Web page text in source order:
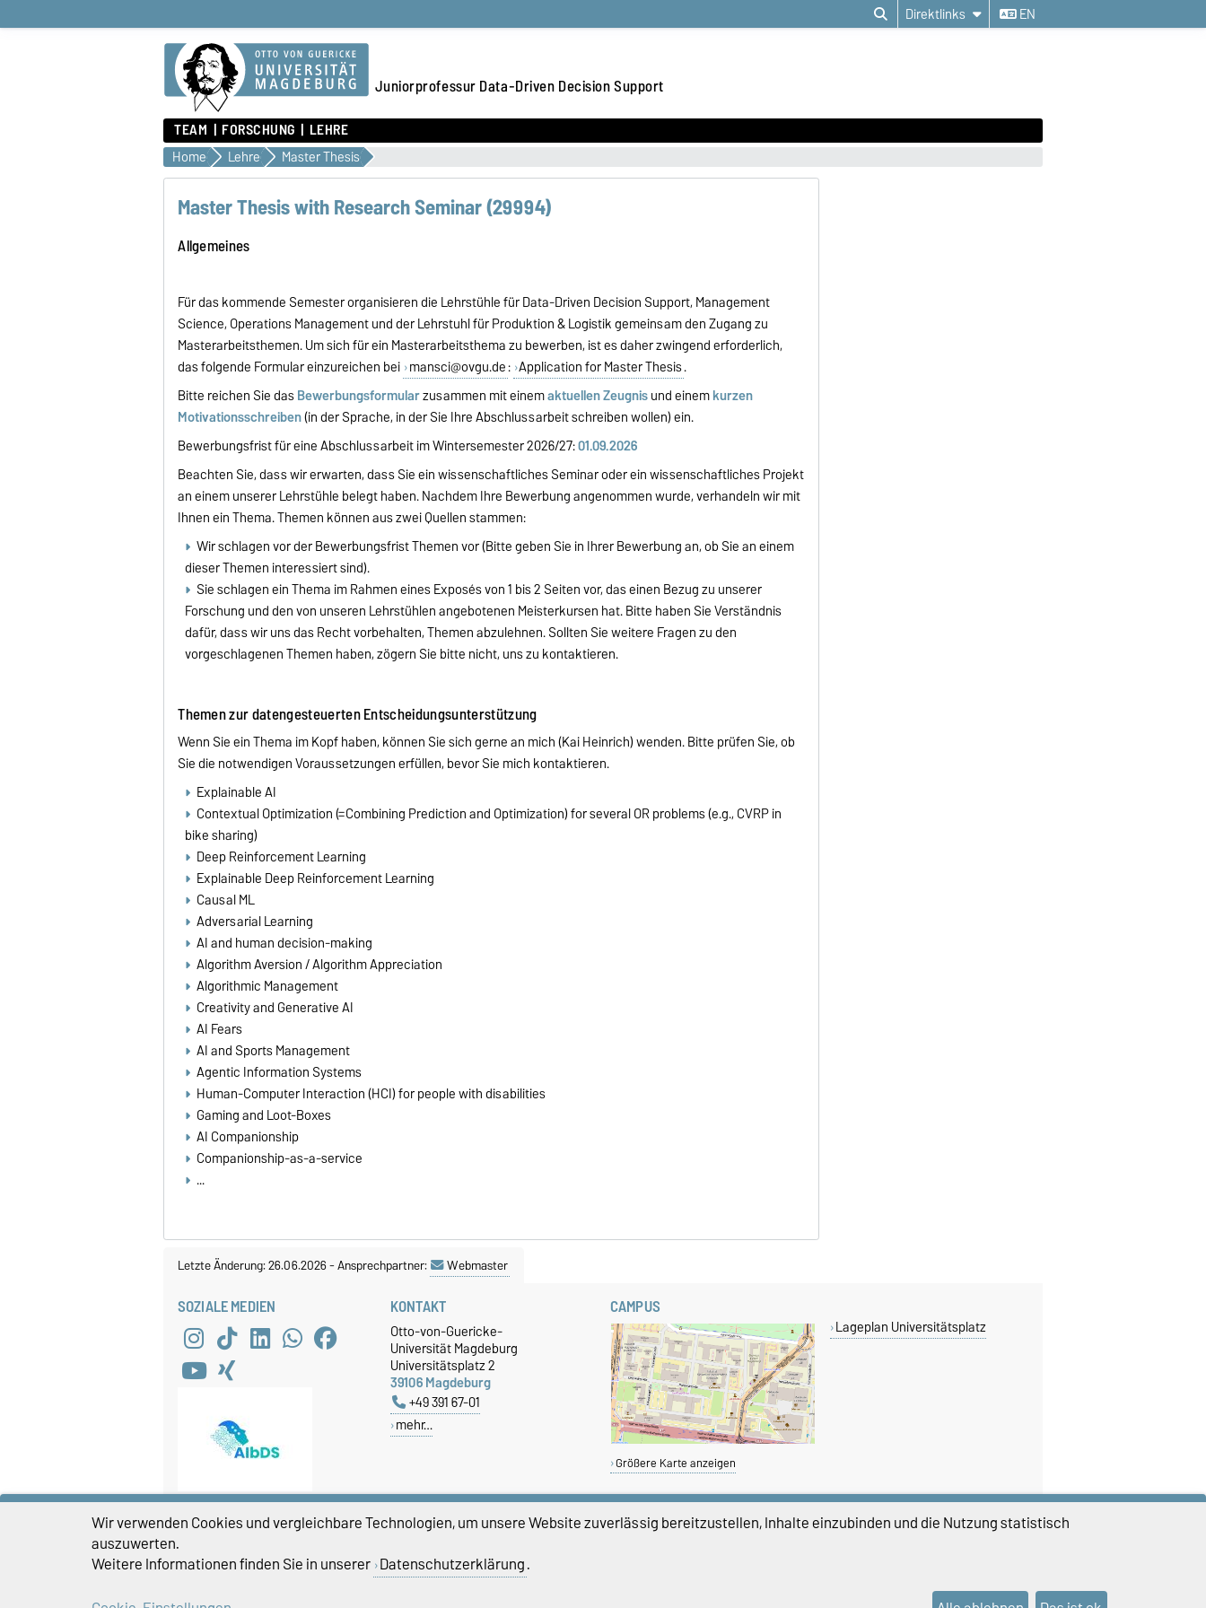
Direktlinks EN
Juniorprofessur Data-Driven Decision Support
TEAM FORSCHUNG LEHRE
Home Lehre Master Thesis
Master Thesis with Research Seminar (29994)
Allgemeines
Für das kommende Semester organisieren die Lehrstühle für Data-Driven Decision Support, Management
Science, Operations Management und der Lehrstuhl für Produktion & Logistik gemeinsam den Zugang zu
Masterarbeitsthemen. Um sich für ein Masterarbeitsthema zu bewerben, ist es daher zwingend erforderlich,
das folgende Formular einzureichen bei mansci@ovgu.de: Application for Master Thesis.
Bitte reichen Sie dasBewerbungsformularzusammen mit einemaktuellen Zeugnisund einemkurzen
Motivationsschreiben(in der Sprache, in der Sie Ihre Abschlussarbeit schreiben wollen) ein.
Bewerbungsfrist für eine Abschlussarbeit im Wintersemester 2026/27:01.09.2026
Beachten Sie, dass wir erwarten, dass Sie ein wissenschaftliches Seminar oder ein wissenschaftliches Projekt
an einem unserer Lehrstühle belegt haben. Nachdem Ihre Bewerbung angenommen wurde, verhandeln wir mit
Ihnen ein Thema. Themen können aus zwei Quellen stammen:
Wir schlagen vor der Bewerbungsfrist Themen vor (Bitte geben Sie in Ihrer Bewerbung an, ob Sie an einem
dieser Themen interessiert sind).
Sie schlagen ein Thema im Rahmen eines Exposés von 1 bis 2 Seiten vor, das einen Bezug zu unserer
Forschung und den von unseren Lehrstühlen angebotenen Meisterkursen hat. Bitte haben Sie Verständnis
dafür, dass wir uns das Recht vorbehalten, Themen abzulehnen. Sollten Sie weitere Fragen zu den
vorgeschlagenen Themen haben, zögern Sie bitte nicht, uns zu kontaktieren.
Themen zur datengesteuerten Entscheidungsunterstützung
Wenn Sie ein Thema im Kopf haben, können Sie sich gerne an mich (Kai Heinrich) wenden. Bitte prüfen Sie, ob
Sie die notwendigen Voraussetzungen erfüllen, bevor Sie mich kontaktieren.
Explainable AI
Contextual Optimization (=Combining Prediction and Optimization) for several OR problems (e.g., CVRP in
bike sharing)
Deep Reinforcement Learning
Explainable Deep Reinforcement Learning
Causal ML
Adversarial Learning
AI and human decision-making
Algorithm Aversion / Algorithm Appreciation
Algorithmic Management
Creativity and Generative AI
AI Fears
AI and Sports Management
Agentic Information Systems
Human-Computer Interaction (HCI) for people with disabilities
Gaming and Loot-Boxes
AI Companionship
Companionship-as-a-service
...
Letzte Änderung: 26.06.2026-Ansprechpartner: Webmaster
SOZIALE MEDIEN KONTAKT
Otto-von-Guericke-
Universität Magdeburg
Universitätsplatz 2
39106 Magdeburg
+49 391 67-01
mehr…
CAMPUS
Größere Karte anzeigen
Lageplan Universitätsplatz
DIESE SEITE
Wir verwenden Cookies und vergleichbare Technologien, um unsere Website zuverlässig bereitzustellen, Inhalte einzubinden und die Nutzung statistisch
auszuwerten.
Weitere Informationen finden Sie in unserer Datenschutzerklärung.